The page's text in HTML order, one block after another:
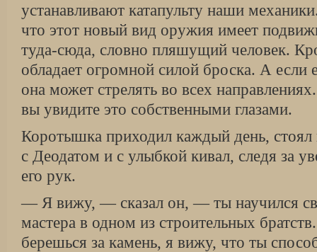
устанавливают катапульту наши
что этот новый вид оружия имеет
туда-сюда, словно пляшущий человек.
обладает огромной силой броска. А если
она может стрелять во всех
вы увидите это собственными глазами.
Коротышка приходил каждый день, стоял
с Деодатом и с улыбкой кивал, следя за
его рук.
— Я вижу, — сказал он, — ты научился
мастера в одном из строительных
берешься за камень, я вижу, что ты